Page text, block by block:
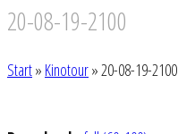
20-08-19-2100
Start» Kinotour» 20-08-19-2100